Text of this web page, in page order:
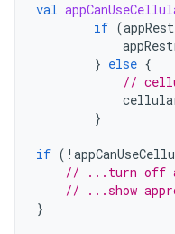
val
if (
} else {
//
}
if ( !
// ...turn off
// ...show
}